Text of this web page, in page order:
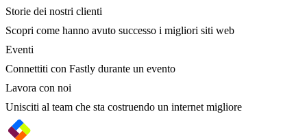
Storie dei nostri clienti
Scopri come hanno avuto successo i migliori siti web
Eventi
Connettiti con Fastly durante un evento
Lavora con noi
Unisciti al team che sta costruendo un internet migliore